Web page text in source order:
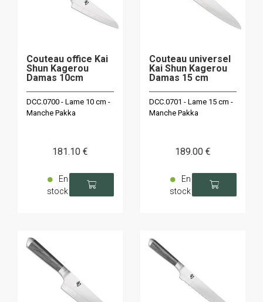
Couteau office Kai
Shun Kagerou
Damas 10cm
DCC.0700 - Lame 10 cm -
Manche Pakka
181.10 €
En
stock
Couteau universel
Kai Shun Kagerou
Damas 15 cm
DCC.0701 - Lame 15 cm -
Manche Pakka
189.00 €
En
stock